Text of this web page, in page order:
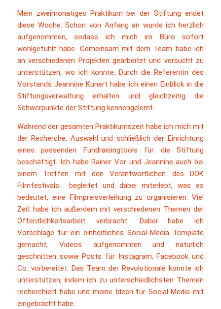
Mein zweimonatiges Praktikum bei der Stiftung endet
diese Woche. Schon von Anfang an wurde ich herzlich
aufgenommen, sodass ich mich im Büro sofort
wohlgefühlt habe. Gemeinsam mit dem Team habe ich
an verschiedenen Projekten gearbeitet und versucht zu
unterstützen, wo ich konnte. Durch die Referentin des
Vorstands Jeannine Kunert habe ich einen Einblick in die
Stiftungsverwaltung erhalten und gleichzeitig die
Schwerpunkte der Stiftung kennengelernt.
Während der gesamten Praktikumszeit habe ich mich mit
der Recherche, Auswahl und schließlich der Einrichtung
eines passenden Fundraisingtools für die Stiftung
beschäftigt. Ich habe Rainer Vor und Jeannine auch bei
einem Treffen mit den Verantwortlichen des DOK
Filmfestivals begleitet und dabei miterlebt, was es
bedeutet, eine Filmpreisverleihung zu organisieren. Viel
Zeit habe ich außerdem mit verschiedenen Themen der
Öffentlichkeitsarbeit verbracht. Dabei habe ich
Vorschläge für ein einheitliches Social Media Template
gemacht, Videos aufgenommen und natürlich
geschnitten sowie Posts für Instagram, Facebook und
Co. vorbereitet. Das Team der Revolutionale konnte ich
unterstützen, indem ich zu unterschiedlichsten Themen
recherchiert habe und meine Ideen für Social Media mit
eingebracht habe.